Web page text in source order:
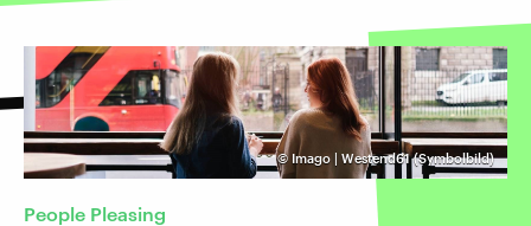
© Imago | Westend61 (Symbolbild)
People Pleasing